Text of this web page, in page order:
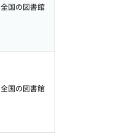
全国の図書館
全国の図書館